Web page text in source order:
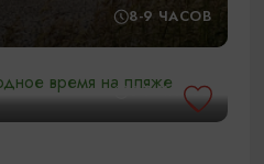
8-9 ЧАСОВ
время на
моря
6-7 ЧАСОВ